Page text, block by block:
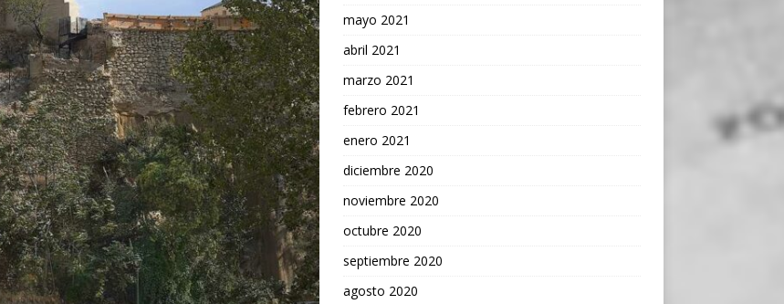
mayo 2021
abril 2021
marzo 2021
febrero 2021
enero 2021
diciembre 2020
noviembre 2020
octubre 2020
septiembre 2020
agosto 2020